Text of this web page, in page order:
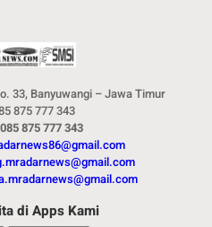
33, Banyuwangi – Jawa Timur
875 777 343
875 777 343
di Apps Kami